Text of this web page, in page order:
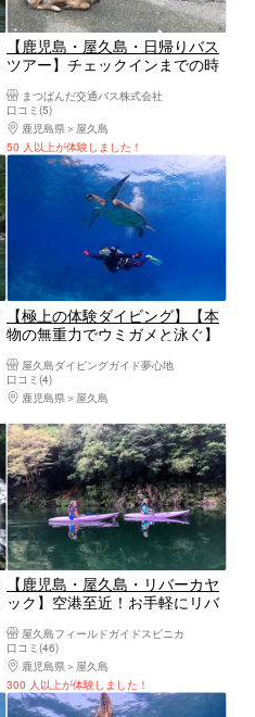
【鹿児島・屋久島・日帰りバス
ツアー】チェックインまでの時
まつばんだ交通バス株式会社
口コミ(5)
鹿児島県
屋久島
50 人以上が体験しました！
【極上の体験ダイビング】【本
物の無重力でウミガメと泳ぐ】
限の1本目】【人気No.1｜プレ
ミアム2ダイブ】【泳げない・
自信なくても楽しい】《屋久島
ダイビングガイド夢心地》
屋久島ダイビングガイド夢心地
口コミ(4)
鹿児島県
屋久島
【鹿児島・屋久島・リバーカヤ
ック】空港至近！お手軽にリバ
屋久島フィールドガイドスピニカ
口コミ(46)
鹿児島県
屋久島
300 人以上が体験しました！